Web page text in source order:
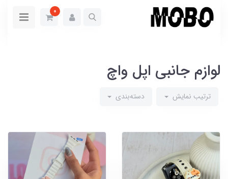
0
لوازم جانبی اپل واچ
ترتیب نمایش دسته‌بندی